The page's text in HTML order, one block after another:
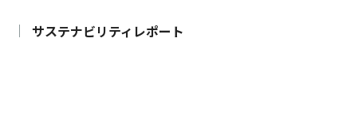
サステナビリティレポート